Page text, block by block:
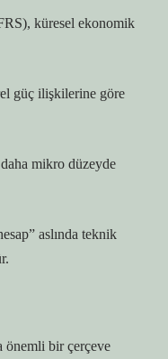
küresel ekonomik
güç ilişkilerine göre
mikro düzeyde
aslında teknik
önemli bir çerçeve